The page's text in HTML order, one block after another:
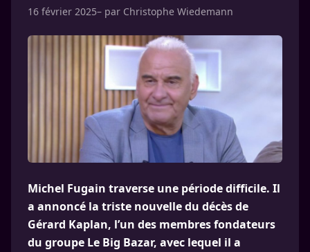
16 février 2025– par Christophe Wiedemann
Michel Fugain traverse une période difficile. Il
a annoncé la triste nouvelle du décès de
Gérard Kaplan, l’un des membres fondateurs
du groupe Le Big Bazar, avec lequel il a